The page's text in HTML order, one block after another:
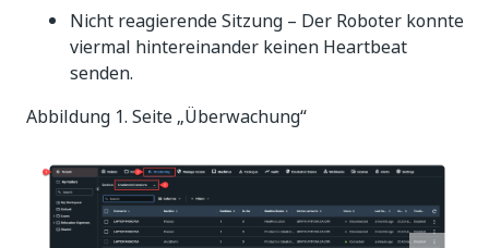
Nicht reagierende Sitzung – Der Roboter konnte
viermal hintereinander keinen Heartbeat
senden.
Abbildung 1. Seite „Überwachung“